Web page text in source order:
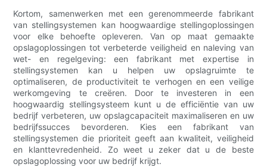
Kortom, samenwerken met een gerenommeerde fabrikant
van stellingsystemen kan hoogwaardige stellingoplossingen
voor elke behoefte opleveren. Van op maat gemaakte
opslagoplossingen tot verbeterde veiligheid en naleving van
wet- en regelgeving: een fabrikant met expertise in
stellingsystemen kan u helpen uw opslagruimte te
optimaliseren, de productiviteit te verhogen en een veilige
werkomgeving te creëren. Door te investeren in een
hoogwaardig stellingsysteem kunt u de efficiëntie van uw
bedrijf verbeteren, uw opslagcapaciteit maximaliseren en uw
bedrijfssucces bevorderen. Kies een fabrikant van
stellingsystemen die prioriteit geeft aan kwaliteit, veiligheid
en klanttevredenheid. Zo weet u zeker dat u de beste
opslagoplossing voor uw bedrijf krijgt.